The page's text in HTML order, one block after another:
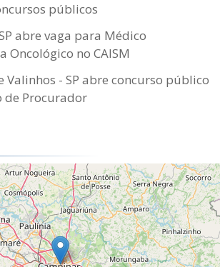
públicos
abre vaga para Médico
Oncológico no CAISM
Valinhos - SP abre concurso público
de Procurador